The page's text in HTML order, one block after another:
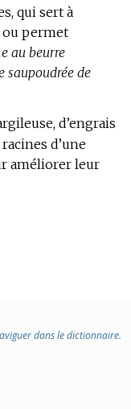
qui sert à
ou permet
au beurre
saupoudrée de
d’engrais
d’une
améliorer leur
dans le dictionnaire.